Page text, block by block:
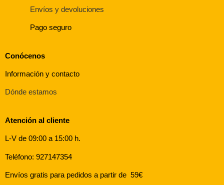
Envíos y devoluciones
Pago seguro
Conócenos
Información y contacto
Dónde estamos
Atención al cliente
L-V de 09:00 a 15:00 h.
Teléfono: 927147354
Envíos gratis para pedidos a partir de 59€